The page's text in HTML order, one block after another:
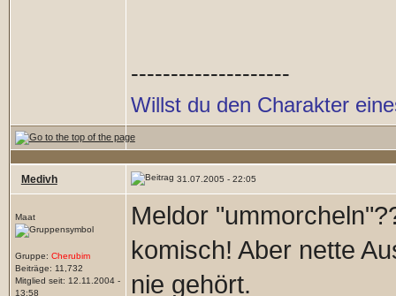
--------------------
Willst du den Charakter
Medivh 31.07.2005 - 22:05
Maat
Gruppe: Cherubim
Beiträge: 11,732
Mitglied seit: 12.11.2004 -
13:58
Meldor
komisch! Aber nette
nie gehört.